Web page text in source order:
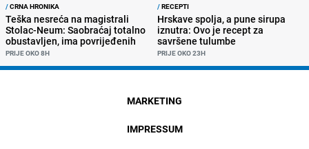
/CRNA HRONIKA
Teška nesreća na magistrali
Stolac-Neum: Saobraćaj totalno
obustavljen, ima povrijeđenih
PRIJE OKO 8H
/RECEPTI
Hrskave spolja, a pune sirupa
iznutra: Ovo je recept za
savršene tulumbe
PRIJE OKO 23H
MARKETING
IMPRESSUM